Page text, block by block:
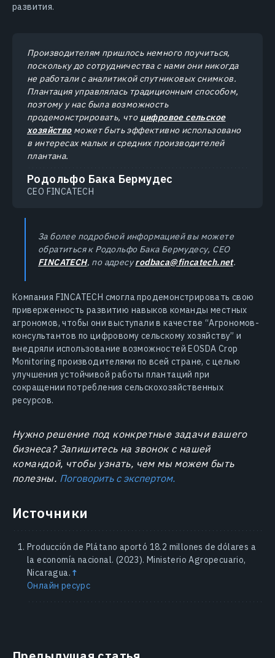
развития.
Производителям пришлось немного поучиться,
поскольку до сотрудничества с нами они никогда
не работали с аналитикой спутниковых снимков.
Плантация управлялась традиционным способом,
поэтому у нас была возможность
продемонстрировать, что цифровое сельское
хозяйствоможет быть эффективно использовано
в интересах малых и средних производителей
плантана.
Родольфо Бака Бермудес
CEO FINCATECH
За более подробной информацией вы можете
обратиться к Родольфо Бака Бермудесу, CEO
FINCATECH, по адресуrodbaca@fincatech.net.
Компания FINCATECH смогла продемонстрировать свою
приверженность развитию навыков команды местных
агрономов, чтобы они выступали в качестве “Агрономов-
консультантов по цифровому сельскому хозяйству” и
внедряли использование возможностей EOSDA Crop
Monitoring производителями по всей стране, с целью
улучшения устойчивой работы плантаций при
сокращении потребления сельскохозяйственных
ресурсов.
Нужно решение под конкретные задачи вашего
бизнеса? Запишитесь на звонок с нашей
командой, чтобы узнать, чем мы можем быть
полезны. Поговорить с экспертом.
Источники
Producción de Plátano aportó 18.2 millones de dólares a
la economía nacional. (2023). Ministerio Agropecuario,
Nicaragua. ↑
Онлайн ресурс